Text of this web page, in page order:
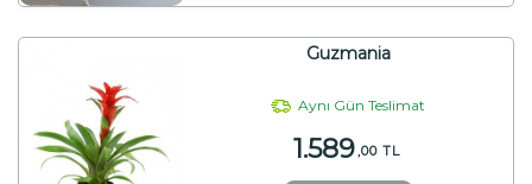
Guzmania
Aynı Gün Teslimat
1.589 ,00 TL